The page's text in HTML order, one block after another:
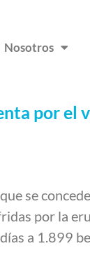
Nosotros
por el
se
por la
a 1.899